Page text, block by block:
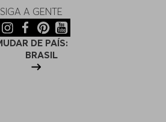
SIGA A GENTE
DE PAÍS:
BRASIL